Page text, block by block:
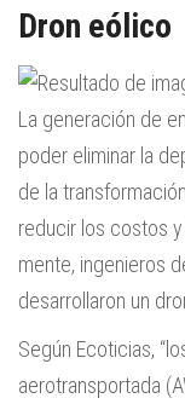
Dron eólico
La generación de
poder eliminar la
de la
reducir los costos
mente, ingenieros
desarrollaron un
Según Ecoticias,
aerotransportada